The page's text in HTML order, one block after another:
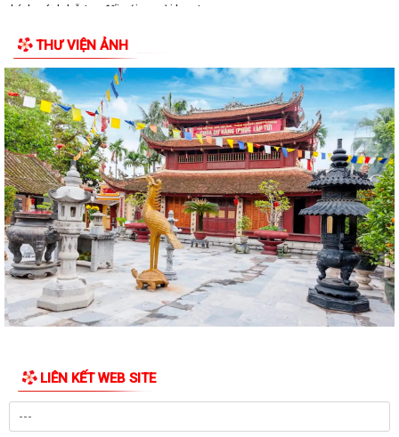
chính sách hỗ trợ đối với người hoạt...
NGHỊ QUYẾT QUY ĐỊNH CHÍNH SÁCH HỖ TRỢ ĐỐI VỚI CÔNG CHỨC,
VIÊN CHỨC LÀM VIỆC TẠI BỘ PHẬN MỘT CỬA CÁC...
QUYẾT ĐỊNH Về việc công bố thủ tục hành chính nội bộ mới ban hành
thuộc phạm vi chức năng quản lý...
QUYẾT ĐỊNH Về việc công bố danh mục thủ tục hành chính được sửa
đổi, bổ sung, bị bãi bỏ thuộc phạm...
Nghị quyết số 07/2026/NQ-HĐND ngày 23/6/2026 của HĐND thành
phố về quy định chế độ quà tặng của...
Quyết đinh Về việc thu hồi Giấy chứng nhận quyền sử dụng đất đã cấp
cho bà Hoàng Thị Mây và bà...
Nghị Quyết 10-NQ/TU ngày13/7/2026 củaBan Thường vụ Thành ủy về
Quý III và IV/2026, Hải Phòng phấn đấu tăng trưởng GRDP trên 14%
Chỉ thị số 06-CT/TW của Bộ Chính trị về tăng cường sự lãnh đạo của
THƯ VIỆN ẢNH
LIÊN KẾT WEB SITE